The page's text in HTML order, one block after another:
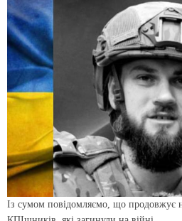
Із сумом повідомляємо, що продовжує